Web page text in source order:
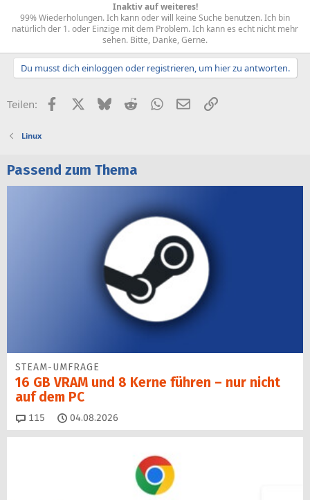
Inaktiv auf weiteres!
99% Wiederholungen. Ich kann oder will keine Suche benutzen. Ich bin
natürlich der 1. oder Einzige mit dem Problem. Ich kann es echt nicht mehr
sehen. Bitte, Danke, Gerne.​
Du musst dich einloggen oder registrieren, um hier zu antworten.
Teilen: FacebookX (Twitter)
BlueskyRedditWhatsApp
E-MailLink
Linux
Passend zum Thema
STEAM-UMFRAGE
16 GB VRAM und 8 Kerne führen – nur nicht
auf dem PC
115 Kommentare
04.08.2026